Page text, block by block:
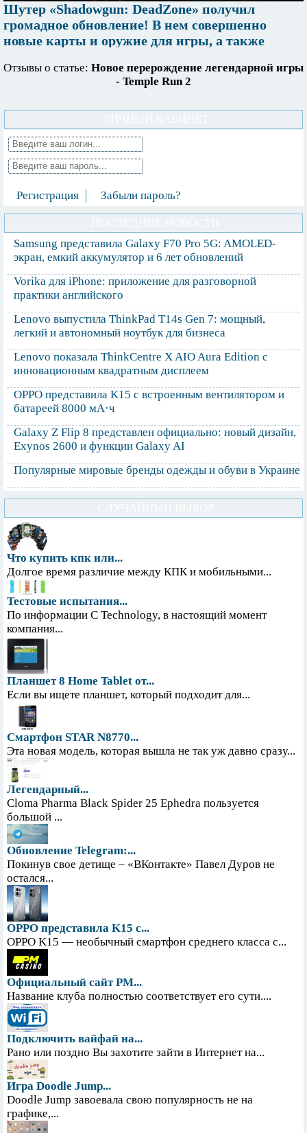
Шутер «Shadowgun: DeadZone» получил
громадное обновление! В нем совершенно
новые карты и оружие для игры, а также
Отзывы о статье: Новое перерождение легендарной игры
- Temple Run 2
Регистрация Забыли пароль?
Samsung представила Galaxy F70 Pro 5G: AMOLED-
экран, емкий аккумулятор и 6 лет обновлений
Vorika для iPhone: приложение для разговорной
практики английского
Lenovo выпустила ThinkPad T14s Gen 7: мощный,
легкий и автономный ноутбук для бизнеса
Lenovo показала ThinkCentre X AIO Aura Edition с
инновационным квадратным дисплеем
OPPO представила K15 с встроенным вентилятором и
батареей 8000 мА·ч
Galaxy Z Flip 8 представлен официально: новый дизайн,
Exynos 2600 и функции Galaxy AI
Популярные мировые бренды одежды и обуви в Украине
Что купить кпк или...
Долгое время различие между КПК и мобильными...
Тестовые испытания...
По информации С Technology, в настоящий момент
компания...
Планшет 8 Home Tablet от...
Если вы ищете планшет, который подходит для...
Смартфон STAR N8770...
Эта новая модель, которая вышла не так уж давно сразу...
Легендарный...
Cloma Pharma Black Spider 25 Ephedra пользуется
большой ...
Обновление Telegram:...
Покинув свое детище – «ВКонтакте» Павел Дуров не
остался...
OPPO представила K15 с...
OPPO K15 — необычный смартфон среднего класса с...
Официальный сайт PM...
Название клуба полностью соответствует его сути....
Подключить вайфай на...
Рано или поздно Вы захотите зайти в Интернет на...
Игра Doodle Jump...
Doodle Jump завоевала свою популярность не на
графике,...